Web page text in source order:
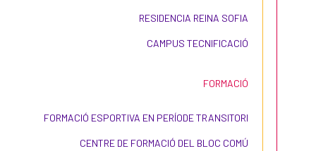
RESIDENCIA REINA SOFIA
CAMPUS TECNIFICACIÓ
FORMACIÓ
FORMACIÓ ESPORTIVA EN PERÍODE TRANSITORI
CENTRE DE FORMACIÓ DEL BLOC COMÚ